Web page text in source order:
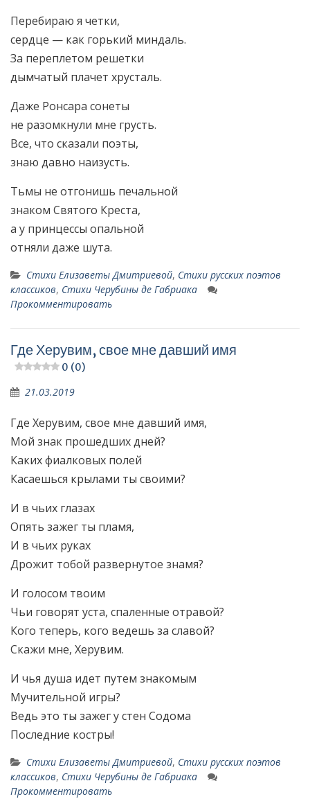
Перебираю я четки,
сердце — как горький миндаль.
За переплетом решетки
дымчатый плачет хрусталь.
Даже Ронсара сонеты
не разомкнули мне грусть.
Все, что сказали поэты,
знаю давно наизусть.
Тьмы не отгонишь печальной
знаком Святого Креста,
а у принцессы опальной
отняли даже шута.
Стихи Елизаветы Дмитриевой, Стихи русских поэтов
классиков, Стихи Черубины де Габриака
Прокомментировать
Где Херувим, свое мне давший имя
0 (0)
21.03.2019
Где Херувим, свое мне давший имя,
Мой знак прошедших дней?
Каких фиалковых полей
Касаешься крылами ты своими?
И в чьих глазах
Опять зажег ты пламя,
И в чьих руках
Дрожит тобой развернутое знамя?
И голосом твоим
Чьи говорят уста, спаленные отравой?
Кого теперь, кого ведешь за славой?
Скажи мне, Херувим.
И чья душа идет путем знакомым
Мучительной игры?
Ведь это ты зажег у стен Содома
Последние костры!
Стихи Елизаветы Дмитриевой, Стихи русских поэтов
классиков, Стихи Черубины де Габриака
Прокомментировать